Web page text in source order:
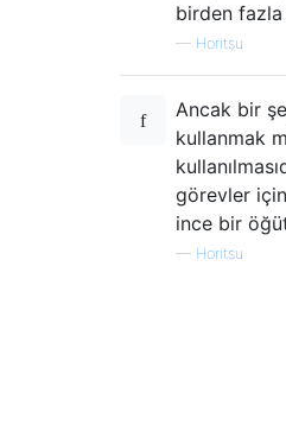
birden
— Horitsu
Ancak bir
kullanmak
görevler
ince bir
— Horitsu